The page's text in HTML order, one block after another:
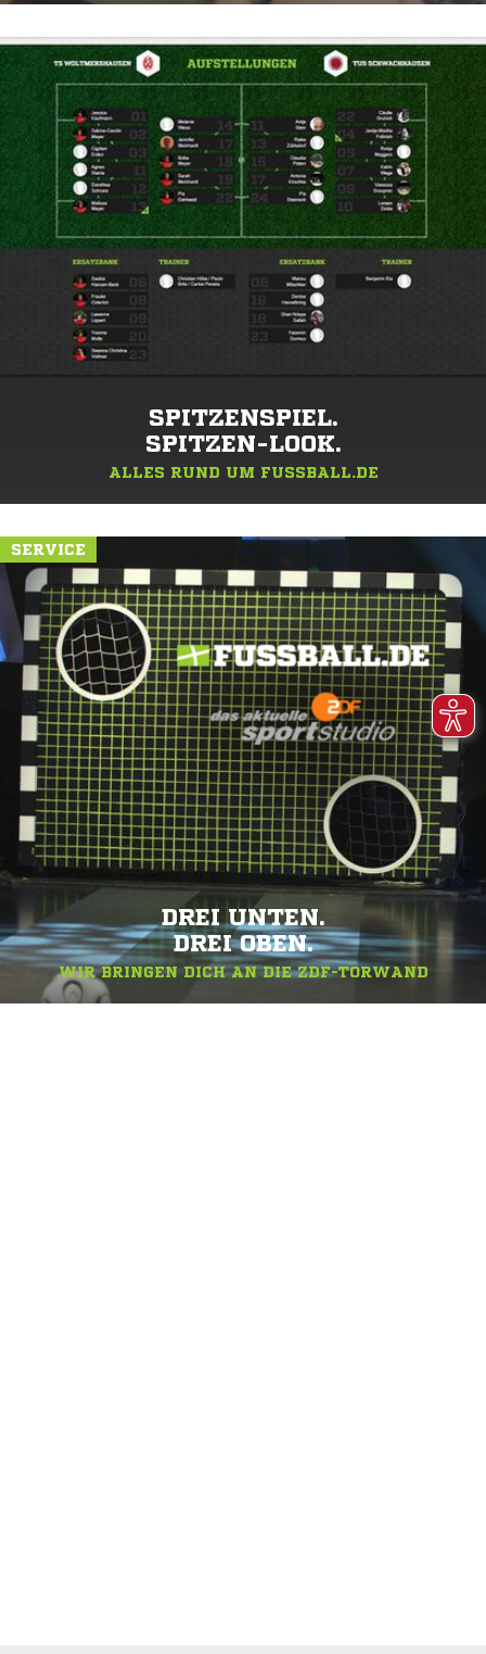
SPITZENSPIEL.
SPITZEN-LOOK.
ALLES RUND UM FUSSBALL.DE
SERVICE
DREI UNTEN.
DREI OBEN.
WIR BRINGEN DICH AN DIE ZDF-TORWAND